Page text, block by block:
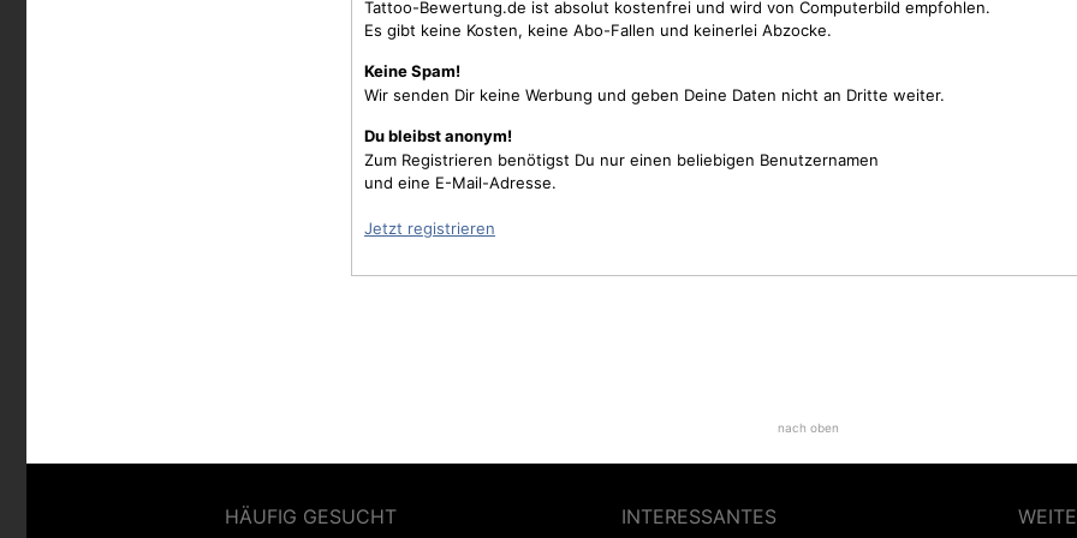
Tattoo-Bewertung.de ist absolut kostenfrei und wird von Computerbild empfohlen.
Es gibt keine Kosten, keine Abo-Fallen und keinerlei Abzocke.
Keine Spam!
Wir senden Dir keine Werbung und geben Deine Daten nicht an Dritte weiter.
Du bleibst anonym!
Zum Registrieren benötigst Du nur einen beliebigen Benutzernamen
und eine E-Mail-Adresse.
Jetzt registrieren
nach oben
HÄUFIG GESUCHT INTERESSANTES